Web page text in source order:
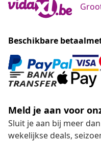
Beschikbare
Meld je aan voor
Sluit je aan bij meer
wekelijkse deals,